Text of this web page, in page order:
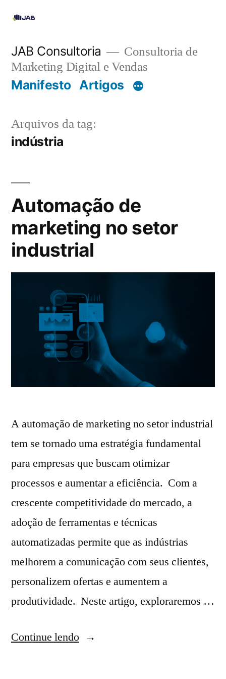
JAB Consultoria
Consultoria de
Marketing Digital e Vendas
Manifesto Artigos
Arquivos da tag:
indústria
Automação de
marketing no setor
industrial
A automação de marketing no setor industrial
tem se tornado uma estratégia fundamental
para empresas que buscam otimizar
processos e aumentar a eficiência. Com a
crescente competitividade do mercado, a
adoção de ferramentas e técnicas
automatizadas permite que as indústrias
melhorem a comunicação com seus clientes,
personalizem ofertas e aumentem a
produtividade. Neste artigo, exploraremos …
Continue lendo